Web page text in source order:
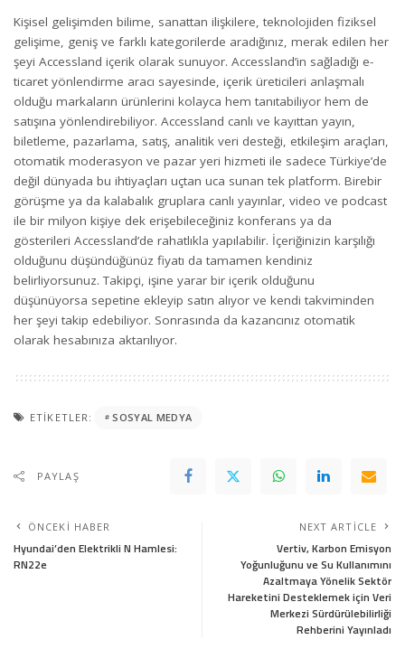
Kişisel gelişimden bilime, sanattan ilişkilere, teknolojiden fiziksel
gelişime, geniş ve farklı kategorilerde aradığınız, merak edilen her
şeyi Accessland içerik olarak sunuyor. Accessland’in sağladığı e-
ticaret yönlendirme aracı sayesinde, içerik üreticileri anlaşmalı
olduğu markaların ürünlerini kolayca hem tanıtabiliyor hem de
satışına yönlendirebiliyor. Accessland canlı ve kayıttan yayın,
biletleme, pazarlama, satış, analitik veri desteği, etkileşim araçları,
otomatik moderasyon ve pazar yeri hizmeti ile sadece Türkiye’de
değil dünyada bu ihtiyaçları uçtan uca sunan tek platform. Birebir
görüşme ya da kalabalık gruplara canlı yayınlar, video ve podcast
ile bir milyon kişiye dek erişebileceğiniz konferans ya da
gösterileri Accessland’de rahatlıkla yapılabilir. İçeriğinizin karşılığı
olduğunu düşündüğünüz fiyatı da tamamen kendiniz
belirliyorsunuz. Takipçi, işine yarar bir içerik olduğunu
düşünüyorsa sepetine ekleyip satın alıyor ve kendi takviminden
her şeyi takip edebiliyor. Sonrasında da kazancınız otomatik
olarak hesabınıza aktarılıyor.
ETIKETLER: SOSYAL MEDYA
PAYLAŞ
ÖNCEKI HABER
Hyundai’den Elektrikli N Hamlesi:
RN22e
NEXT ARTICLE
Vertiv, Karbon Emisyon
Yoğunluğunu ve Su Kullanımını
Azaltmaya Yönelik Sektör
Hareketini Desteklemek için Veri
Merkezi Sürdürülebilirliği
Rehberini Yayınladı